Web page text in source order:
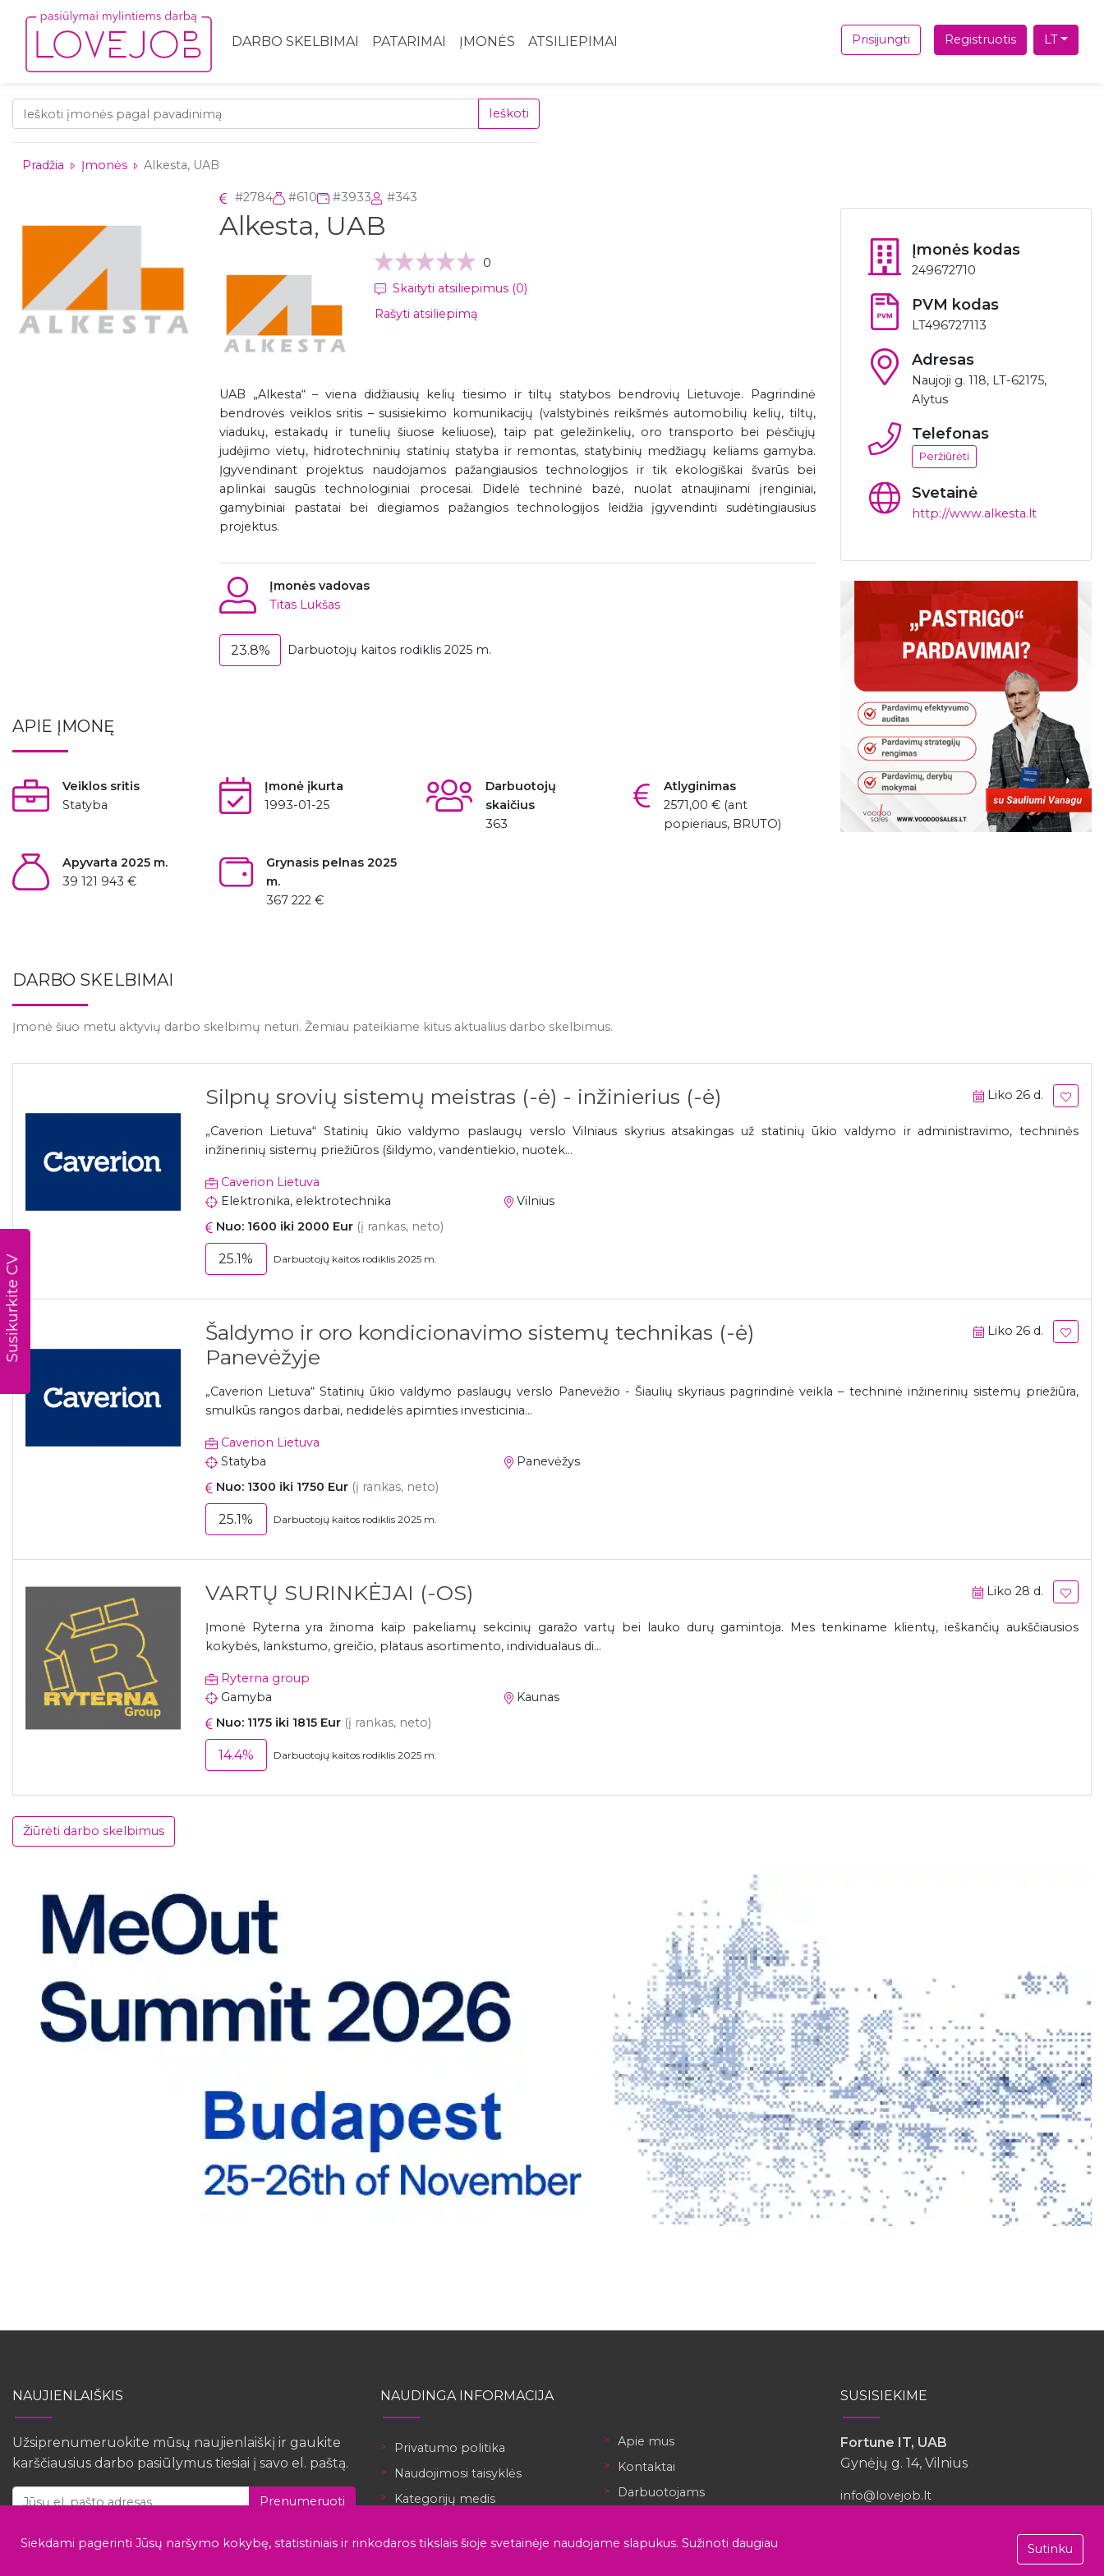
DARBO SKELBIMAI PATARIMAI ĮMONĖS ATSILIEPIMAI Prisijungti Registruotis LT
Susikurkite CV
Ieškoti
Pradžia Įmonės Alkesta, UAB
#2784 #610 #3933 #343
Alkesta, UAB
0
Skaityti atsiliepimus (0)
Rašyti atsiliepimą
UAB „Alkesta“ – viena didžiausių kelių tiesimo ir tiltų statybos bendrovių Lietuvoje. Pagrindinė
bendrovės veiklos sritis – susisiekimo komunikacijų (valstybinės reikšmės automobilių kelių, tiltų,
viadukų, estakadų ir tunelių šiuose keliuose), taip pat geležinkelių, oro transporto bei pėsčiųjų
judėjimo vietų, hidrotechninių statinių statyba ir remontas, statybinių medžiagų keliams gamyba.
Įgyvendinant projektus naudojamos pažangiausios technologijos ir tik ekologiškai švarūs bei
aplinkai saugūs technologiniai procesai. Didelė techninė bazė, nuolat atnaujinami įrenginiai,
gamybiniai pastatai bei diegiamos pažangios technologijos leidžia įgyvendinti sudėtingiausius
projektus.
Įmonės vadovas
Titas Lukšas
23.8% Darbuotojų kaitos rodiklis 2025 m.
APIE ĮMONĘ
Veiklos sritis
Statyba
Įmonė įkurta
1993-01-25
Darbuotojų
skaičius
363
Atlyginimas
2571,00 € (ant
popieriaus, BRUTO)
Apyvarta 2025 m.
39 121 943 €
Grynasis pelnas 2025
m.
367 222 €
Įmonės kodas
249672710
PVM kodas
LT496727113
Adresas
Naujoji g. 118, LT-62175,
Alytus
Telefonas
Peržiūrėti
Svetainė
http://www.alkesta.lt
DARBO SKELBIMAI
Įmonė šiuo metu aktyvių darbo skelbimų neturi. Žemiau pateikiame kitus aktualius darbo skelbimus.
Silpnų srovių sistemų meistras (-ė) - inžinierius (-ė) Liko 26 d.
„Caverion Lietuva“ Statinių ūkio valdymo paslaugų verslo Vilniaus skyrius atsakingas už statinių ūkio valdymo ir administravimo, techninės
inžinerinių sistemų priežiūros (šildymo, vandentiekio, nuotek...
Caverion Lietuva
Elektronika, elektrotechnika
Vilnius
Nuo: 1600 iki 2000 Eur (į rankas, neto)
25.1% Darbuotojų kaitos rodiklis 2025 m.
Šaldymo ir oro kondicionavimo sistemų technikas (-ė)
Panevėžyje
Liko 26 d.
„Caverion Lietuva“ Statinių ūkio valdymo paslaugų verslo Panevėžio - Šiaulių skyriaus pagrindinė veikla – techninė inžinerinių sistemų priežiūra,
smulkūs rangos darbai, nedidelės apimties investicinia...
Caverion Lietuva
Statyba
Panevėžys
Nuo: 1300 iki 1750 Eur (į rankas, neto)
25.1% Darbuotojų kaitos rodiklis 2025 m.
VARTŲ SURINKĖJAI (-OS) Liko 28 d.
Įmonė Ryterna yra žinoma kaip pakeliamų sekcinių garažo vartų bei lauko durų gamintoja. Mes tenkiname klientų, ieškančių aukščiausios
kokybės, lankstumo, greičio, plataus asortimento, individualaus di...
Ryterna group
Gamyba
Kaunas
Nuo: 1175 iki 1815 Eur (į rankas, neto)
14.4% Darbuotojų kaitos rodiklis 2025 m.
Žiūrėti darbo skelbimus
NAUJIENLAIŠKIS
Užsiprenumeruokite mūsų naujienlaiškį ir gaukite
karščiausius darbo pasiūlymus tiesiai į savo el. paštą.
Prenumeruoti
NAUDINGA INFORMACIJA
Privatumo politika
Naudojimosi taisyklės
Kategorijų medis
Nemokami CV šablonai
Apie mus
Kontaktai
Darbuotojams
Registruotis
SUSISIEKIME
Fortune IT, UAB
Gynėjų g. 14, Vilnius
info@lovejob.lt
Siekdami pagerinti Jūsų naršymo kokybę, statistiniais ir rinkodaros tikslais šioje svetainėje naudojame slapukus. Sužinoti daugiau Sutinku